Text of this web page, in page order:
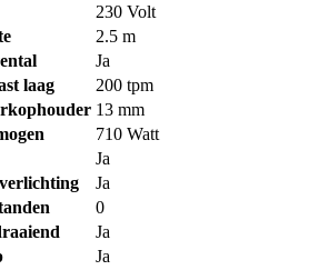
230 Volt
2.5 m
Ja
laag
200 tpm
13 mm
710 Watt
Ja
Ja
0
Ja
Ja